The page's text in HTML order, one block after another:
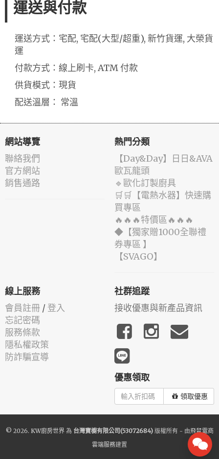
運送與付款
運送方式：宅配, 宅配(大型/超重), 新竹貨運, 大榮貨
運
付款方式：線上刷卡, ATM 付款
供貨模式：現貨
配送溫層： 常溫
網站導覽
聯絡我們
官方網站
銷售通路
熱門分類
️【Day&Day】️日日&AVA
歐瓦龍頭
🔹歐化訂製廚具
🛒🛒【電熱水器】快速購
買專區
🔥🔥🔥特價區🔥🔥🔥
◆【獨家贈1000全聯禮
券專區 】
️【SVAGO】️
線上服務
會員註冊 / 登入
忘記密碼
服務條款
隱私權政策
防詐騙宣導
社群追蹤
接收優惠與新產品資訊
優惠領取
領取優惠
© 2026. KW廚房世界為 台灣寶櫥有限公司(53072684)版權所有 - 由飛鼠電商
雲端服務建置